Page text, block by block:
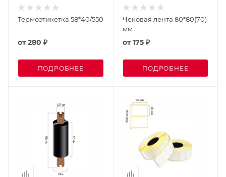
Термоэтикетка 58*40/550
от280 ₽
ПОДРОБНЕЕ
Чековая лента 80*80(70)
мм
от175 ₽
ПОДРОБНЕЕ